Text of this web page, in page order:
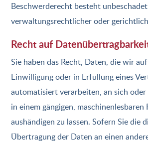
Beschwerderecht besteht
verwaltungsrechtlicher oder
Recht auf
Sie haben das Recht, Daten, die wir
Einwilligung oder in Erfüllung eines
automatisiert verarbeiten, an sich
in einem gängigen, maschinenlesbaren
aushändigen zu lassen. Sofern Sie die
Übertragung der Daten an einen